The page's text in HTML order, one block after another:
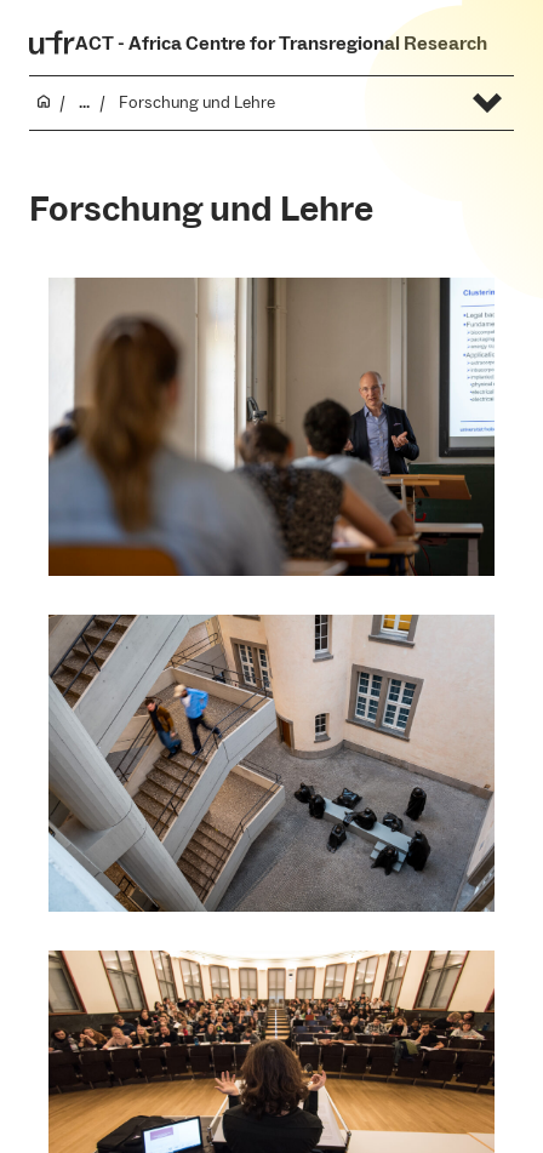
ACT - Africa Centre for Transregional Research
... Forschung und Lehre
Forschung und Lehre